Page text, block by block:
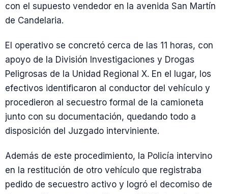
con el supuesto vendedor en la avenida San Martín
de Candelaria.
El operativo se concretó cerca de las 11 horas, con
apoyo de la División Investigaciones y Drogas
Peligrosas de la Unidad Regional X. En el lugar, los
efectivos identificaron al conductor del vehículo y
procedieron al secuestro formal de la camioneta
junto con su documentación, quedando todo a
disposición del Juzgado interviniente.
Además de este procedimiento, la Policía intervino
en la restitución de otro vehículo que registraba
pedido de secuestro activo y logró el decomiso de